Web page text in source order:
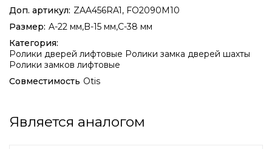
Доп. артикул: ZAA456RA1, FO2090M10
Размер: A-22 мм,B-15 мм,C-38 мм
Категория:
Ролики дверей лифтовые Ролики замка дверей шахты
Ролики замков лифтовые
Совместимость Otis
Является аналогом